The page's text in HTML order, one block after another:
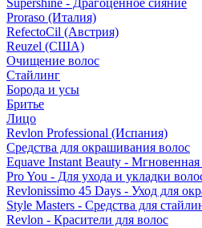
Supershine - Драгоценное сияние
Proraso (Италия)
RefectoCil (Австрия)
Reuzel (США)
Очищение волос
Стайлинг
Борода и усы
Бритье
Лицо
Revlon Professional (Испания)
Средства для окрашивания волос
Equave Instant Beauty - Мгновенная
Pro You - Для ухода и укладки
Revlonissimo 45 Days - Уход для
Style Masters - Средства для
Revlon - Красители для волос